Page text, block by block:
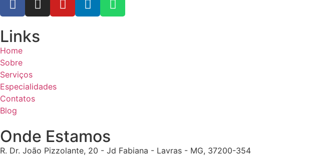
Links
Home
Sobre
Serviços
Especialidades
Contatos
Blog
Onde Estamos
R. Dr. João Pizzolante, 20 - Jd Fabiana - Lavras - MG, 37200-354